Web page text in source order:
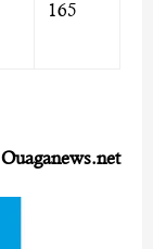
165
Ouaganews.net